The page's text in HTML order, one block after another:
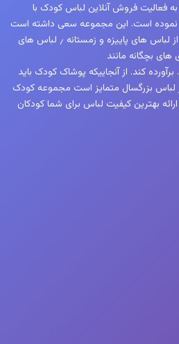
سال ۱۳۹۸ شروع به فعالیت فروش آنلاین لباس کودک با
نموده است. این مجموعه سعی داشته است
تمام نیازهای کودکان شما را اعم از لباس های پاییزه و زمستانه ٫ لباس های
اکسسوری های بچگانه مانند
و … برآورده کند. از آنجاییکه پوشاک کودک باید
لباس بزرگسال متمایز است مجموعه کودک
بهترین کیفیت لباس برای شما کودکان